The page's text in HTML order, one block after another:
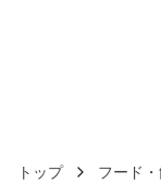
トップ フード